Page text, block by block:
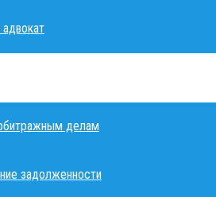
делам
задолженности